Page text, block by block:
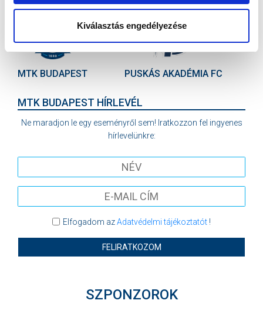
Kiválasztás engedélyezése
MTK BUDAPEST
VS
PUSKÁS AKADÉMIA FC
MTK BUDAPEST HÍRLEVÉL
Ne maradjon le egy eseményről sem! Iratkozzon fel ingyenes
hírlevelünkre:
Elfogadom azAdatvédelmi tájékoztatót!
FELIRATKOZOM
SZPONZOROK